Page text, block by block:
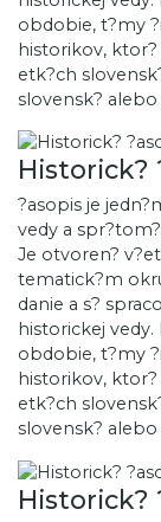
obdobie, t?my
historikov, ktor?
etk?ch
slovensk?
Historick?
?asopis je
vedy a
Je otvoren?
tematick?m
danie a s?
historickej
obdobie, t?my
historikov, ktor?
etk?ch
slovensk?
Historick?